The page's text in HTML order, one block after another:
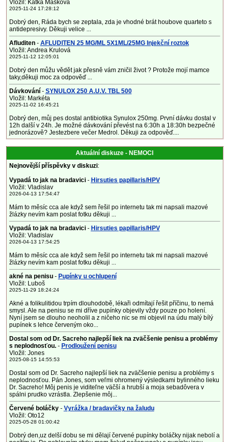
Vložil: Katka Mašková
2025-11-24 17:28:12
Dobrý den, Ráda bych se zeptala, zda je vhodné brát houbove quarteto s
antidepresivy. Děkuji velice ...
Afluditen- AFLUDITEN 25 MG/ML 5X1ML/25MG Injekční roztok
Vložil: Andrea Krulová
2025-11-12 12:05:01
Dobrý den můžu vědět jak přesně vám zničil život ? Protože mojí mamce
taky,děkuji moc za odpověď ...
Dávkování - SYNULOX 250 A.U.V. TBL 500
Vložil: Markéta
2025-11-02 16:45:21
Dobrý den, můj pes dostal antibiotika Synulox 250mg. První dávku dostal v
12h další v 24h. Je možné dávkování převést na 6:30h a 18:30h bezpečné
jednorázově? Jestezbere večer Medrol. Děkuji za odpověď....
Aktuální diskuze - NEMOCI
Nejnovější příspěvky v diskuzi:
Vypadá to jak na bradavici - Hirsuties papillaris/HPV
Vložil: Vladislav
2026-04-13 17:54:47
Mám to měsíc cca ale když sem řešil po internetu tak mi napsali mazové
žlázky nevím kam poslat fotku děkuji ...
Vypadá to jak na bradavici - Hirsuties papillaris/HPV
Vložil: Vladislav
2026-04-13 17:54:25
Mám to měsíc cca ale když sem řešil po internetu tak mi napsali mazové
žlázky nevím kam poslat fotku děkuji ...
akné na penisu- Pupínky u ochlupení
Vložil: Luboš
2025-11-29 18:24:24
Akné a folikulitidou trpím dlouhodobě, lékaři odmítají řešit příčinu, to nemá
smysl. Ale na penisu se mi dříve pupínky objevily vždy pouze po holení.
Nyní jsem se dlouho neoholil a z ničeho nic se mi objevil na údu malý bílý
pupínek s lehce červeným oko...
Dostal som od Dr. Sacreho najlepší liek na zväčšenie penisu a problémy
s neplodnosťou.- Prodloužení penisu
Vložil: Jones
2025-08-15 14:55:53
Dostal som od Dr. Sacreho najlepší liek na zväčšenie penisu a problémy s
neplodnosťou. Pán Jones, som veľmi ohromený výsledkami bylinného lieku
Dr. Sacreho! Môj penis je viditeľne väčší a hrubší a moja sebadôvera v
spálni prudko vzrástla. Zlepšenie môj...
Červené boláčky - Vyrážka / bradavičky na žaludu
Vložil: Oto12
2025-05-28 01:00:42
Dobrý den,uz delší dobu se mi dělají červené pupínky boláčky nijak nebolí a